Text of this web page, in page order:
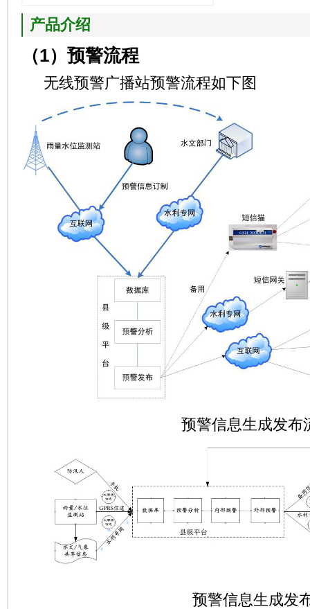
产品介绍
（1） 预警流程
无线预警广播站预警流程如下图
预警信息生成发布
预警信息生成发